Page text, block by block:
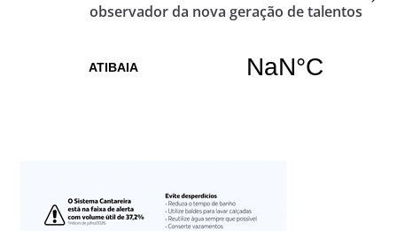
observador da nova geração de talentos